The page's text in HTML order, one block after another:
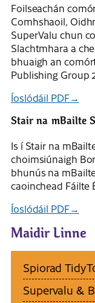
Foilseachán
Comhshaoil,
SuperValu chun
Slachtmhara a
bhuaigh an
Publishing Group
Íoslódáil PDF→
Stair na mBailte
Is í Stair na
choimsiúnaigh
bhunús na
caoinchead Fáilte
Íoslódáil PDF→
Maidir Linne
Spiorad
Supervalu &